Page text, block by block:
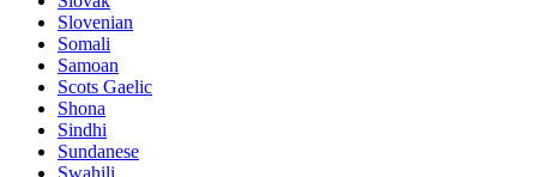
Slovenian
Somali
Samoan
Scots Gaelic
Shona
Sindhi
Sundanese
Swahili